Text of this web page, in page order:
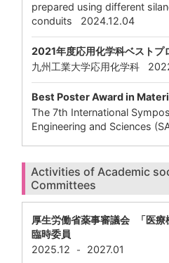
prepared using different
conduits 2024.12.04
2021年度応用化学科ベストプ
九州工業大学応用化学科
Best Poster Award in
The 7th International
Engineering and Sciences
Activities of Academic
Committees
厚生労働省薬事審議会 「医療
臨時委員
2025.12
- 2027.01